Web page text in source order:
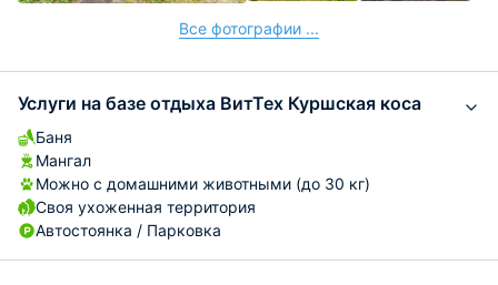
Все фотографии ...
Услуги на базе отдыха ВитТех Куршская коса
Баня
Мангал
Можно с домашними животными (до 30 кг)
Своя ухоженная территория
Автостоянка / Парковка